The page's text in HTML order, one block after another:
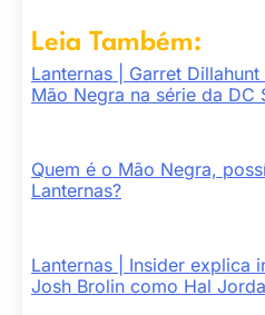
Leia Também:
Lanternas | Garret
Mão Negra na série da DC
Quem é o Mão Negra,
Lanternas?
Lanternas | Insider explica
Josh Brolin como Hal